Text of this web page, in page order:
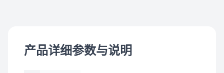
产品详细参数与说明